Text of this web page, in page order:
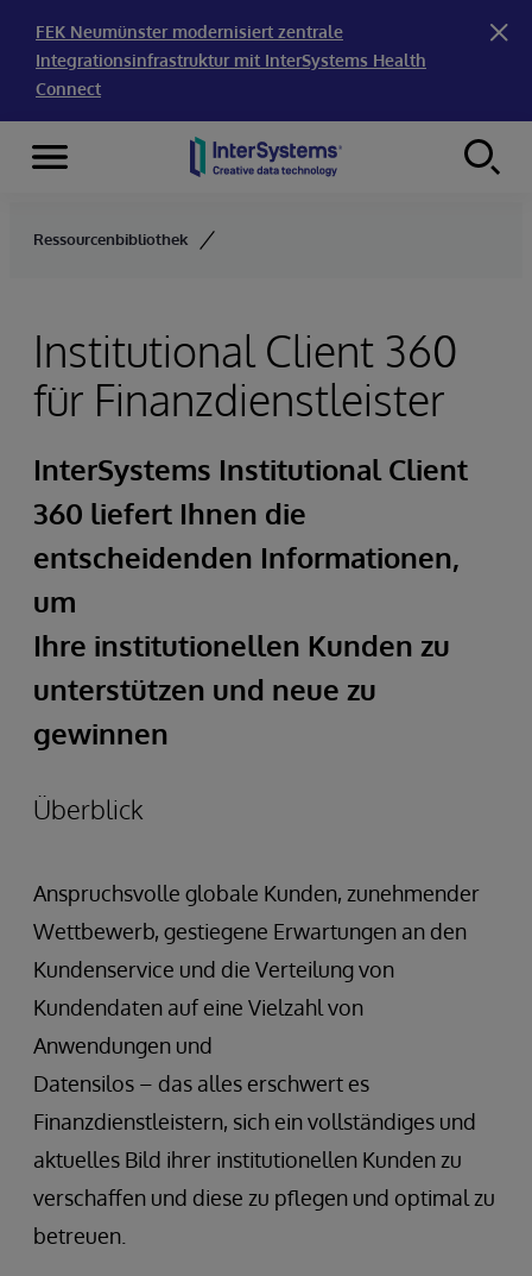
FEK Neumünster modernisiert zentrale
Integrationsinfrastruktur mit InterSystems Health
Connect
Skip to content
Menu
Ressourcenbibliothek
Institutional Client 360
für Finanzdienstleister
InterSystems Institutional Client
360 liefert Ihnen die
entscheidenden Informationen,
um
Ihre institutionellen Kunden zu
unterstützen und neue zu
gewinnen
Überblick
Anspruchsvolle globale Kunden, zunehmender
Wettbewerb, gestiegene Erwartungen an den
Kundenservice und die Verteilung von
Kundendaten auf eine Vielzahl von
Anwendungen und
Datensilos – das alles erschwert es
Finanzdienstleistern, sich ein vollständiges und
aktuelles Bild ihrer institutionellen Kunden zu
verschaffen und diese zu pflegen und optimal zu
betreuen.